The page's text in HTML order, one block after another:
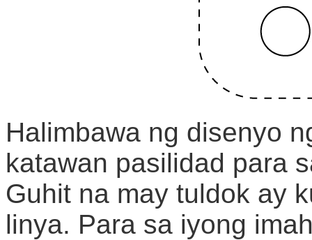
Halimbawa ng disenyo
katawan pasilidad para
Guhit na may tuldok ay
linya. Para sa iyong